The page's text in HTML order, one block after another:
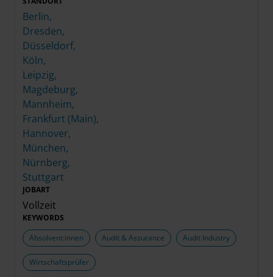
Berlin,
Dresden,
Düsseldorf,
Köln,
Leipzig,
Magdeburg,
Mannheim,
Frankfurt (Main),
Hannover,
München,
Nürnberg,
Stuttgart
JOBART
Vollzeit
KEYWORDS
Absolvent:innen
Audit & Assurance Audit Industry
Wirtschaftsprüfer